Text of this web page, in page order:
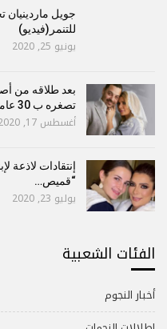
جويل ماردينيان
للتنمر(فيديو)
يونيو 25, 2020
بعد طلاقه من
تصغره ب 30 عاما
أغسطس 17, 2020
إنتقادات لاذعة
“قميص…
يوليو 23, 2020
الفئات الشعبية
أخبار النجوم